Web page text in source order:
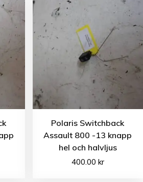
Polaris Switchback
Assault 800 -13 knapp
hel och halvljus
400.00 kr